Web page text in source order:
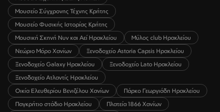
Μουσείο Σύγχρονης Τέχνης Κρήτης
Μουσείο Φυσικής Ιστορίας Κρήτης
Μουσική Σκηνή Νυν και Αεί Ηρακλείου
Μύλος club Ηρακλείου
Νεώριο Μόρο Χανίων
Ξενοδοχείο Astoria Capsis Ηρακλείου
Ξενοδοχείο Galaxy Ηρακλείου
Ξενοδοχείο Lato Ηρακλείου
Ξενοδοχείο Ατλαντίς Ηρακλείου
Οικία Ελευθερίου Βενιζέλου Χανίων
Πάρκο Γεωργιάδη Ηρακλείου
Παγκρήτιο στάδιο Ηρακλείου
Πλατεία 1866 Χανίων